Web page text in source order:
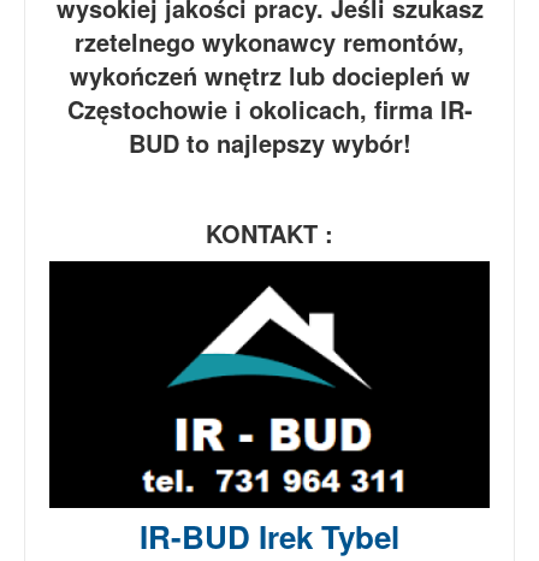
wysokiej jakości pracy. Jeśli szukasz
rzetelnego wykonawcy remontów,
wykończeń wnętrz lub dociepleń w
Częstochowie i okolicach, firma IR-
BUD to najlepszy wybór!
KONTAKT :
IR-BUD Irek Tybel